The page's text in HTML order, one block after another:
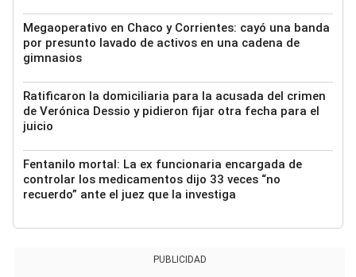
Megaoperativo en Chaco y Corrientes: cayó una banda
por presunto lavado de activos en una cadena de
gimnasios
Ratificaron la domiciliaria para la acusada del crimen
de Verónica Dessio y pidieron fijar otra fecha para el
juicio
Fentanilo mortal: La ex funcionaria encargada de
controlar los medicamentos dijo 33 veces “no
recuerdo” ante el juez que la investiga
PUBLICIDAD